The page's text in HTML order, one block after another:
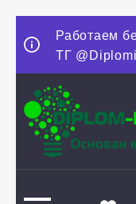
Работаем
ТГ